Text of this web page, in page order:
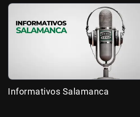
Informativos Salamanca